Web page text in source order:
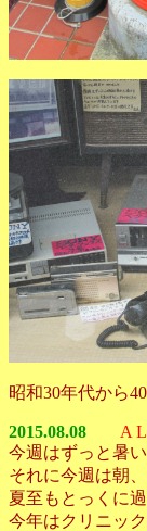
昭和30年代から
2015.08.08
A
今週はずっと暑
それに今週は朝
夏至もとっくに
今年はクリニッ